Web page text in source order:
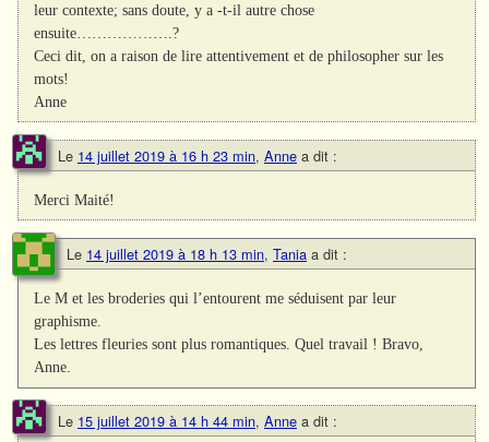
leur contexte; sans doute, y a -t-il autre chose
ensuite……………….?
Ceci dit, on a raison de lire attentivement et de philosopher sur les
mots!
Anne
Le 14 juillet 2019 à 16 h 23 min, Anne a dit :
Merci Maité!
Le 14 juillet 2019 à 18 h 13 min, Tania a dit :
Le M et les broderies qui l’entourent me séduisent par leur
graphisme.
Les lettres fleuries sont plus romantiques. Quel travail ! Bravo,
Anne.
Le 15 juillet 2019 à 14 h 44 min, Anne a dit :